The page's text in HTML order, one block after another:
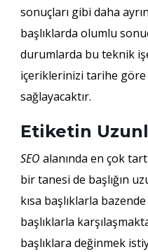
sonuçları gibi daha
başlıklarda olumlu
durumlarda bu teknik
içeriklerinizi tarihe göre
sağlayacaktır.
Etiketin
SEO alanında en çok
bir tanesi de başlığın
kısa başlıklarla
başlıklarla
başlıklara değinmek